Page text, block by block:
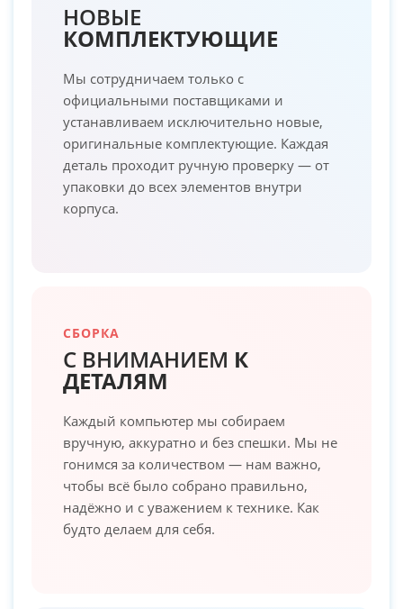
НОВЫЕ
КОМПЛЕКТУЮЩИЕ
Мы сотрудничаем только с
официальными поставщиками и
устанавливаем исключительно новые,
оригинальные комплектующие. Каждая
деталь проходит ручную проверку — от
упаковки до всех элементов внутри
корпуса.
СБОРКА
С ВНИМАНИЕМ К
ДЕТАЛЯМ
Каждый компьютер мы собираем
вручную, аккуратно и без спешки. Мы не
гонимся за количеством — нам важно,
чтобы всё было собрано правильно,
надёжно и с уважением к технике. Как
будто делаем для себя.